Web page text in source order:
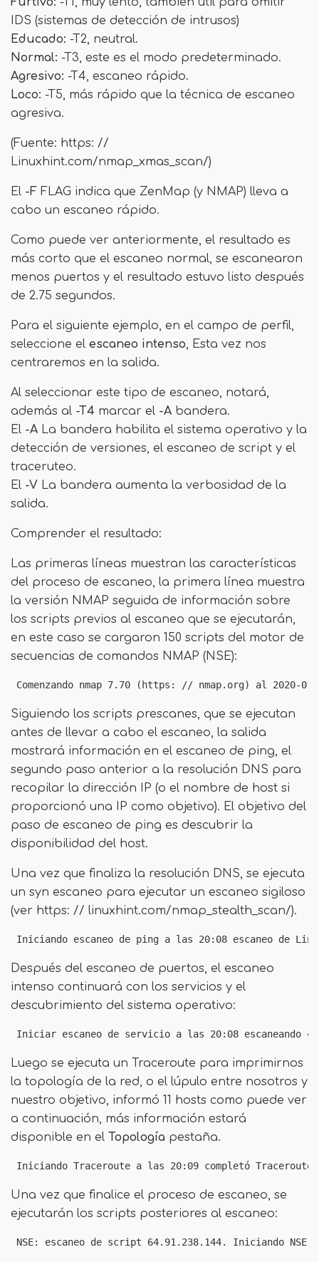
IDS (sistemas de detección de intrusos)
Educado: -T2, neutral.
Normal: -T3, este es el modo predeterminado.
Agresivo: -T4, escaneo rápido.
Loco: -T5, más rápido que la técnica de escaneo
agresiva.
(Fuente: https: //
Linuxhint.com/nmap_xmas_scan/)
El -F FLAG indica que ZenMap (y NMAP) lleva a
cabo un escaneo rápido.
Como puede ver anteriormente, el resultado es
más corto que el escaneo normal, se escanearon
menos puertos y el resultado estuvo listo después
de 2.75 segundos.
Para el siguiente ejemplo, en el campo de perfil,
seleccione el escaneo intenso, Esta vez nos
centraremos en la salida.
Al seleccionar este tipo de escaneo, notará,
además al -T4 marcar el -A bandera.
El -A La bandera habilita el sistema operativo y la
detección de versiones, el escaneo de script y el
traceruteo.
El -V La bandera aumenta la verbosidad de la
salida.
Comprender el resultado:
Las primeras líneas muestran las características
del proceso de escaneo, la primera línea muestra
la versión NMAP seguida de información sobre
los scripts previos al escaneo que se ejecutarán,
en este caso se cargaron 150 scripts del motor de
secuencias de comandos NMAP (NSE):
Comenzando nmap 7.70 (https: // nmap.org) al 2020-
Siguiendo los scripts prescanes, que se ejecutan
antes de llevar a cabo el escaneo, la salida
mostrará información en el escaneo de ping, el
segundo paso anterior a la resolución DNS para
recopilar la dirección IP (o el nombre de host si
proporcionó una IP como objetivo). El objetivo del
paso de escaneo de ping es descubrir la
disponibilidad del host.
Una vez que finaliza la resolución DNS, se ejecuta
un syn escaneo para ejecutar un escaneo sigiloso
(ver https: // linuxhint.com/nmap_stealth_scan/).
Iniciando escaneo de ping a las 20:08 escaneo de
Después del escaneo de puertos, el escaneo
intenso continuará con los servicios y el
descubrimiento del sistema operativo:
Iniciar escaneo de servicio a las 20:08 escaneando 4
Luego se ejecuta un Traceroute para imprimirnos
la topología de la red, o el lúpulo entre nosotros y
nuestro objetivo, informó 11 hosts como puede ver
a continuación, más información estará
disponible en el Topología pestaña.
Iniciando Traceroute a las 20:09 completó
Una vez que finalice el proceso de escaneo, se
ejecutarán los scripts posteriores al escaneo:
NSE: escaneo de script 64.91.238.144. Iniciando